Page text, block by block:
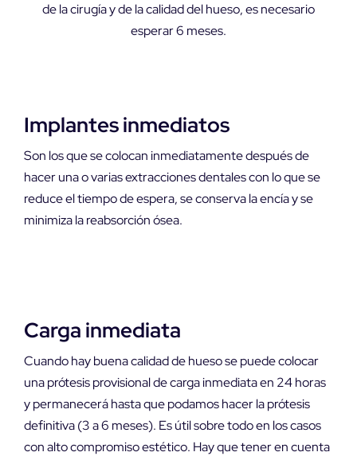
de la cirugía y de la calidad del hueso, es necesario
esperar 6 meses.
Implantes inmediatos
Son los que se colocan inmediatamente después de
hacer una o varias extracciones dentales con lo que se
reduce el tiempo de espera, se conserva la encía y se
minimiza la reabsorción ósea.
Carga inmediata
Cuando hay buena calidad de hueso se puede colocar
una prótesis provisional de carga inmediata en 24 horas
y permanecerá hasta que podamos hacer la prótesis
definitiva (3 a 6 meses). Es útil sobre todo en los casos
con alto compromiso estético. Hay que tener en cuenta